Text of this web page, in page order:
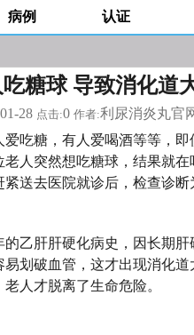
病例 认证
糖球 导致消化道
28 点击:0 作者:利尿消炎丸官
吃糖，有人爱喝酒等等，即
人突然想吃糖球，结果就
送去医院就诊后，检查诊断
乙肝肝硬化病史，因长期肝
划破血管，这才出现消化
人才脱离了生命危险。